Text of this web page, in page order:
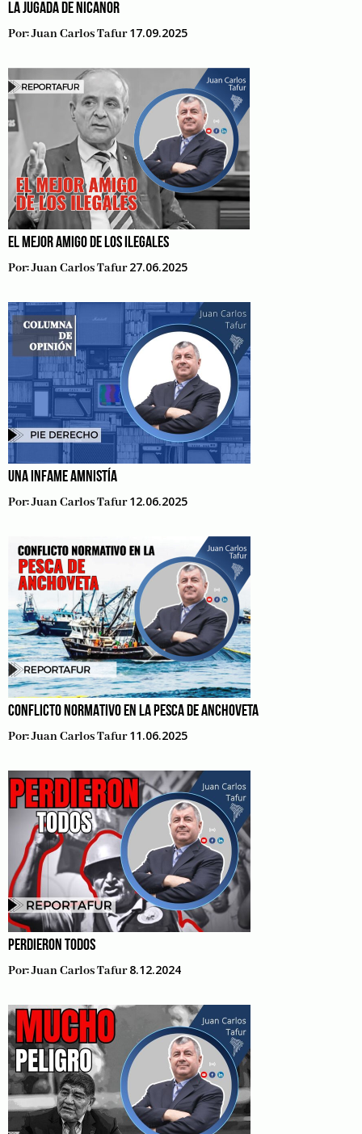
LA JUGADA DE NICANOR
Por:Juan Carlos Tafur 17.09.2025
EL MEJOR AMIGO DE LOS ILEGALES
Por:Juan Carlos Tafur 27.06.2025
UNA INFAME AMNISTÍA
Por:Juan Carlos Tafur 12.06.2025
CONFLICTO NORMATIVO EN LA PESCA DE ANCHOVETA
Por:Juan Carlos Tafur 11.06.2025
PERDIERON TODOS
Por:Juan Carlos Tafur 8.12.2024